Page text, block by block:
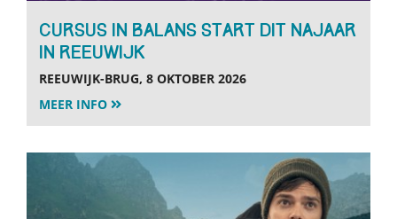
Cursus in Balans start dit najaar
in Reeuwijk
REEUWIJK-BRUG, 8 OKTOBER 2026
MEER INFO